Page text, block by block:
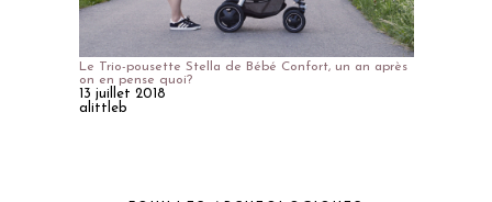
Le Trio-pousette Stella de Bébé Confort, un an après
on en pense quoi?
13 juillet 2018
alittleb